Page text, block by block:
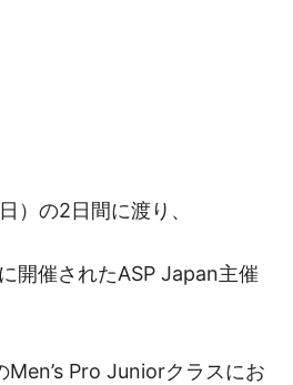
）の2日間に渡り、
開催されたASP Japan主催
Men’s Pro Juniorクラスにお